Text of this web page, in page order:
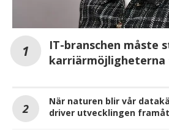
IT-branschen måste
När naturen blir vår
driver utvecklingen framåt